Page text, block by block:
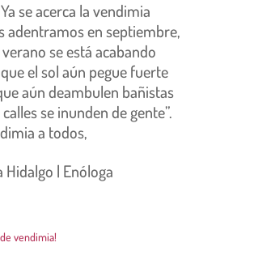
se acerca la vendimia
adentramos en septiembre,
se está acabando
el sol aún pegue fuerte
aún deambulen bañistas
se inunden de gente”.
a todos,
| Enóloga